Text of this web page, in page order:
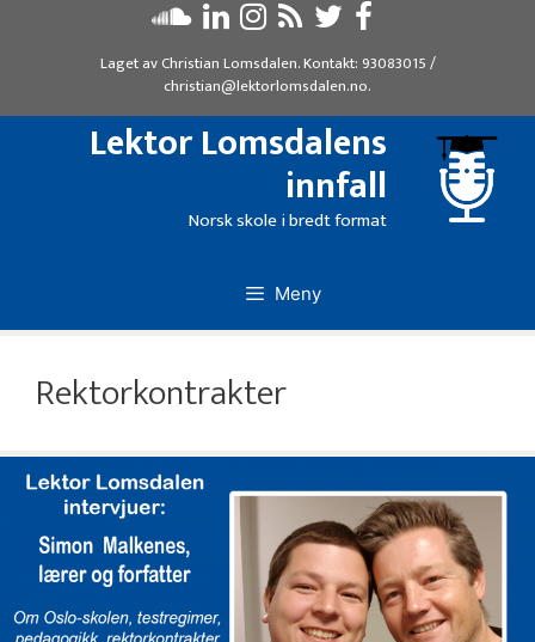
Laget avChristian Lomsdalen. Kontakt: 93083015/
christian@lektorlomsdalen.no.
Lektor Lomsdalens
innfall
Norsk skole i bredt format
Meny
Rektorkontrakter